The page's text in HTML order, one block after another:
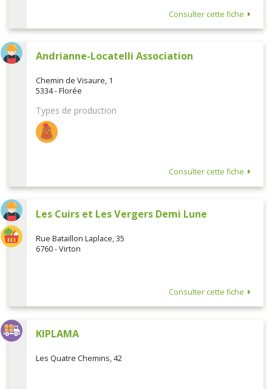
Consulter cette fiche
Andrianne-Locatelli Association
Chemin de Visaure, 1
5334 - Florée
Types de production
Consulter cette fiche
Les Cuirs et Les Vergers Demi Lune
Rue Bataillon Laplace, 35
6760 - Virton
Consulter cette fiche
KIPLAMA
Les Quatre Chemins, 42